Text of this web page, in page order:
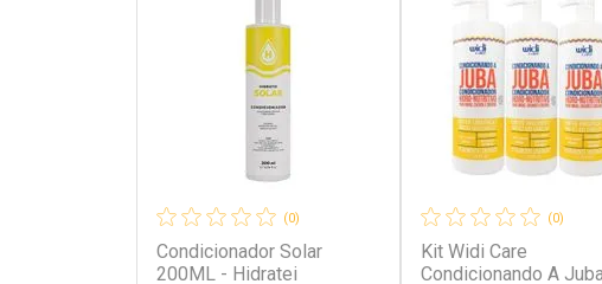
(0)
Condicionador Solar
200ML - Hidratei
(0)
Kit Widi Care
Condicionando A